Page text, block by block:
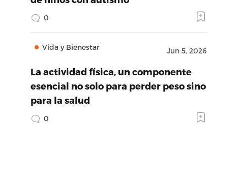
0
Vida y Bienestar Jun 5, 2026
La actividad física, un componente
esencial no solo para perder peso sino
para la salud
0